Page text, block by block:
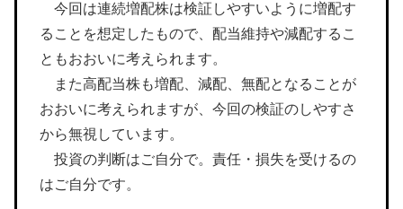
今回は連続増配株は検証しやすいように増配す
ることを想定したもので、配当維持や減配するこ
ともおおいに考えられます。
また高配当株も増配、減配、無配となることが
おおいに考えられますが、今回の検証のしやすさ
から無視しています。
投資の判断はご自分で。責任・損失を受けるの
はご自分です。